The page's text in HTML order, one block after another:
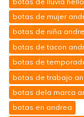
botas de mujer
botas de niña
botas de tacon
botas de
botas de trabajo
botas dela marca
botas en andrea